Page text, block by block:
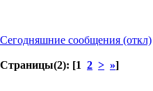
Сегодняшние сообщения (откл)
Страницы(2): [1 2 > »]